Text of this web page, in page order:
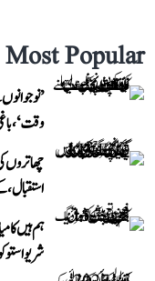
Most Popular
وقت‘،
استقبال،
شریواستو